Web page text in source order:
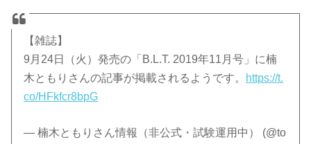
【雑誌】
9月24日（火）発売の「B.L.T. 2019年11月号」に楠
木ともりさんの記事が掲載されるようです。
https://t.
co/HFkfcr8bpG
— 楠木ともりさん情報（非公式・試験運用中） (@to